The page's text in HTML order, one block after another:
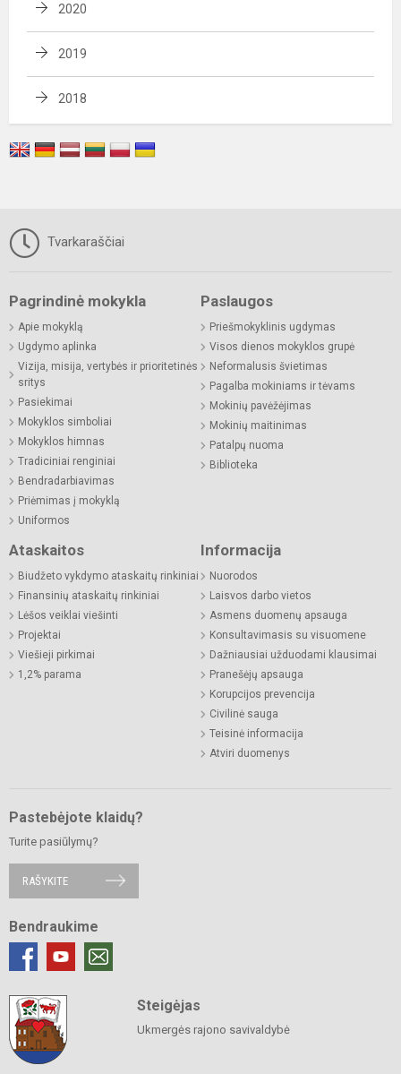
2020
2019
2018
Tvarkaraščiai
Pagrindinė mokykla
Apie mokyklą
Ugdymo aplinka
Vizija, misija, vertybės ir prioritetinės
sritys
Pasiekimai
Mokyklos simboliai
Mokyklos himnas
Tradiciniai renginiai
Bendradarbiavimas
Priėmimas į mokyklą
Uniformos
Paslaugos
Priešmokyklinis ugdymas
Visos dienos mokyklos grupė
Neformalusis švietimas
Pagalba mokiniams ir tėvams
Mokinių pavėžėjimas
Mokinių maitinimas
Patalpų nuoma
Biblioteka
Ataskaitos
Biudžeto vykdymo ataskaitų rinkiniai
Finansinių ataskaitų rinkiniai
Lėšos veiklai viešinti
Projektai
Viešieji pirkimai
1,2% parama
Informacija
Nuorodos
Laisvos darbo vietos
Asmens duomenų apsauga
Konsultavimasis su visuomene
Dažniausiai užduodami klausimai
Pranešėjų apsauga
Korupcijos prevencija
Civilinė sauga
Teisinė informacija
Atviri duomenys
Pastebėjote klaidų?
Turite pasiūlymų?
RAŠYKITE
Bendraukime
Steigėjas
Ukmergės rajono savivaldybė